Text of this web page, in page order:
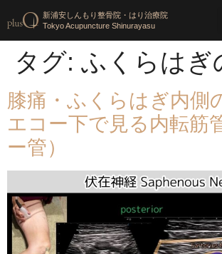
新浦安しんもり整骨院・はり治療院
Tokyo Acupuncture Shinurayasu
タグ: ふくらはぎ
膝痛・ふくらはぎ内
エコー下で見る内転筋
ー管）